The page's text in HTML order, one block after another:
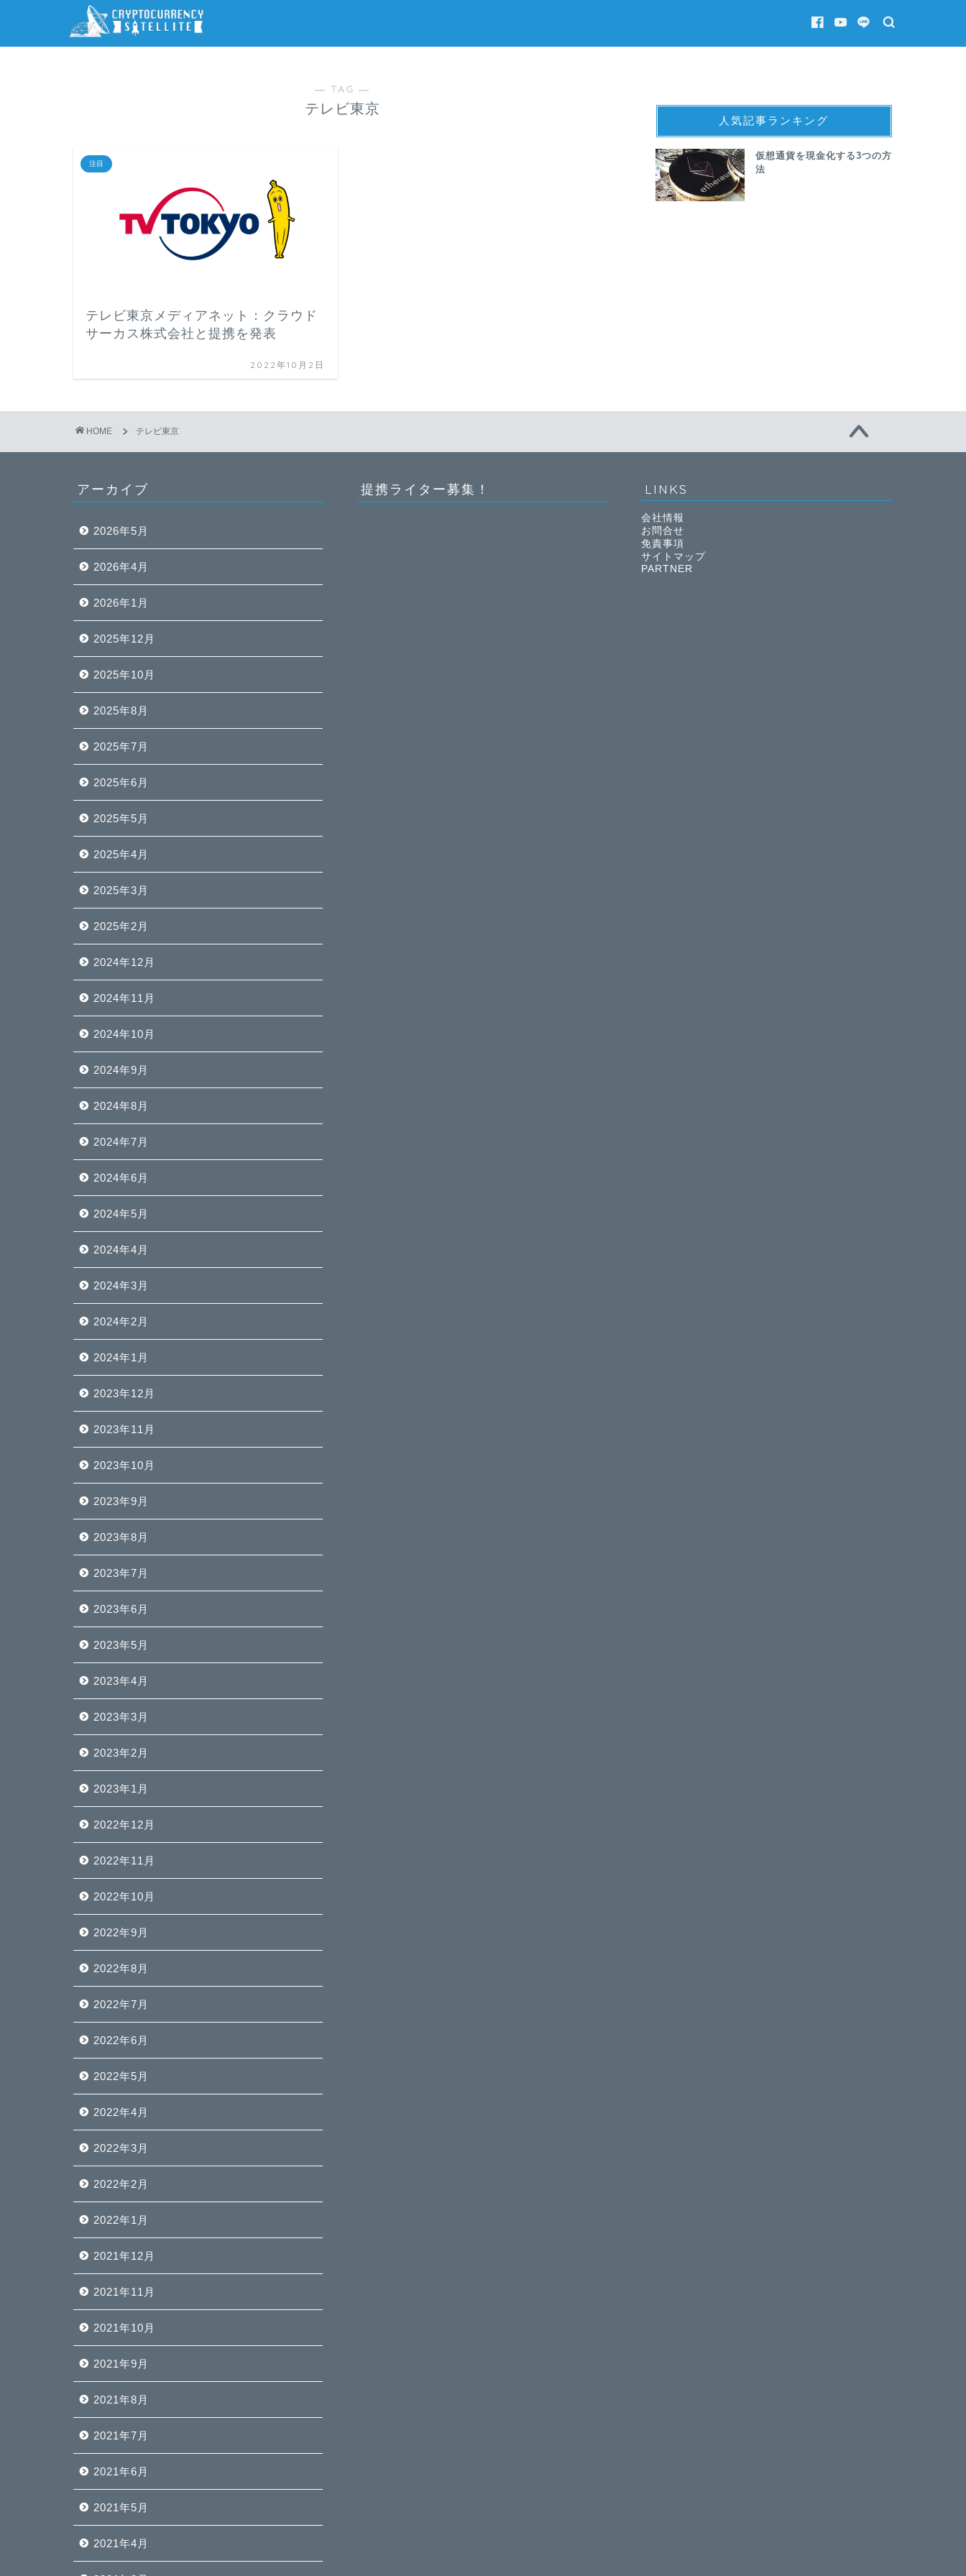
― TAG ―
テレビ東京
注目
テレビ東京メディアネット：クラウド
サーカス株式会社と提携を発表
2022年10月2日
人気記事ランキング
仮想通貨を現金化する3つの方
法
HOME テレビ東京
アーカイブ
2026年5月
2026年4月
2026年1月
2025年12月
2025年10月
2025年8月
2025年7月
2025年6月
2025年5月
2025年4月
2025年3月
2025年2月
2024年12月
2024年11月
2024年10月
2024年9月
2024年8月
2024年7月
2024年6月
2024年5月
2024年4月
2024年3月
2024年2月
2024年1月
2023年12月
2023年11月
2023年10月
2023年9月
2023年8月
2023年7月
2023年6月
2023年5月
2023年4月
2023年3月
2023年2月
2023年1月
2022年12月
2022年11月
2022年10月
2022年9月
2022年8月
2022年7月
2022年6月
2022年5月
2022年4月
2022年3月
2022年2月
2022年1月
2021年12月
2021年11月
2021年10月
2021年9月
2021年8月
2021年7月
2021年6月
2021年5月
2021年4月
提携ライター募集！ LINKS
会社情報
お問合せ
免責事項
サイトマップ
PARTNER